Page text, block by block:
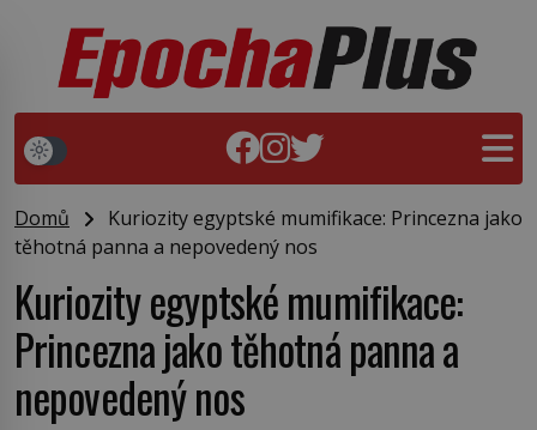
Domů
Kuriozity egyptské mumifikace: Princezna jako
těhotná panna a nepovedený nos
Kuriozity egyptské mumifikace:
Princezna jako těhotná panna a
nepovedený nos